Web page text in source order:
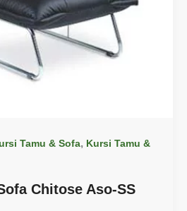
Tamu & Sofa, Kursi Tamu &
Chitose Aso-SS